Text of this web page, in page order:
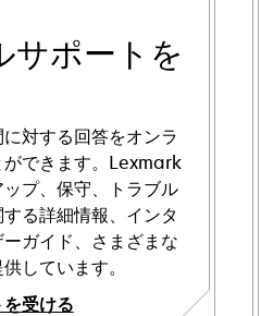
サポートを
対する回答をオンラ
ができます。Lexmark
プ、保守、トラブル
る詳細情報、インタ
ガイド、さまざまな
しています。
受ける